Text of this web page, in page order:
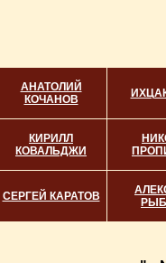
АНАТОЛИЙ
КОЧАНОВ
КИРИЛЛ
КОВАЛЬДЖИ
СЕРГЕЙ КАРАТОВ